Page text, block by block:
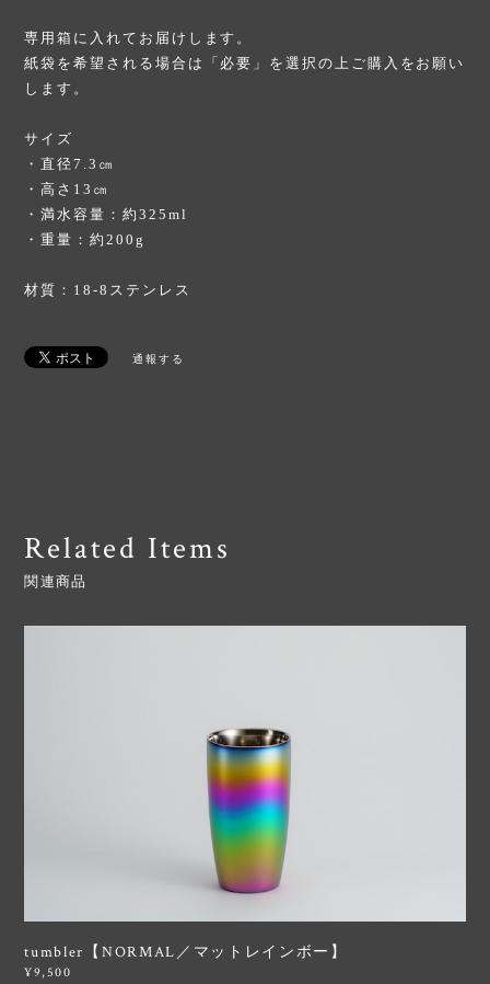
専用箱に入れてお届けします。
紙袋を希望される場合は「必要」を選択の上ご購入をお願い
します。
サイズ
・直径7.3㎝
・高さ13㎝
・満水容量：約325ml
・重量：約200g
材質：18-8ステンレス
通報する
Related Items
関連商品
tumbler【NORMAL／マットレインボー】
¥9,500